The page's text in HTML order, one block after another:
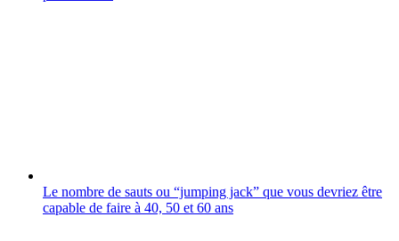
Le nombre de sauts ou “jumping jack” que vous devriez être
capable de faire à 40, 50 et 60 ans